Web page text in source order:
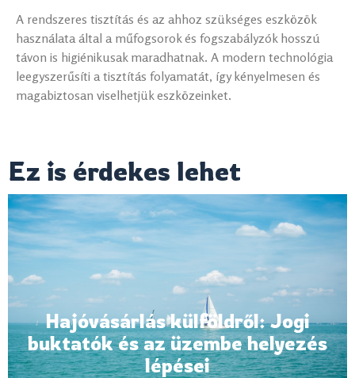
A rendszeres tisztítás és az ahhoz szükséges eszközök
használata által a műfogsorok és fogszabályzók hosszú
távon is higiénikusak maradhatnak. A modern technológia
leegyszerűsíti a tisztítás folyamatát, így kényelmesen és
magabiztosan viselhetjük eszközeinket.
Ez is érdekes lehet
Hajóvásárlás külföldről: Jogi
buktatók és az üzembe helyezés
lépései